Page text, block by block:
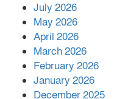
July 2026
May 2026
April 2026
March 2026
February 2026
January 2026
December 2025